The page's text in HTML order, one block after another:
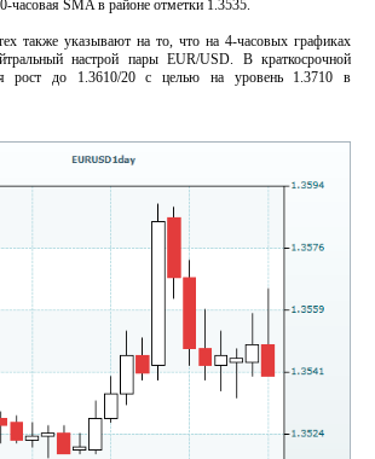
часовая SMA в районе отметки 1.3535.
также указывают на то, что на 4-часовых графиках
настрой пары EUR/USD. В краткосрочной
рост до 1.3610/20 с целью на уровень 1.3710 в